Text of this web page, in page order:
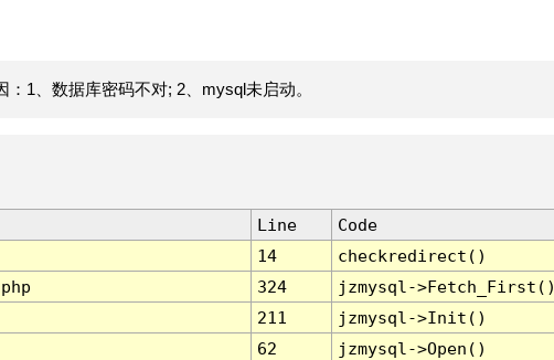
1、数据库密码不对; 2、mysql未启动。
Line
Code
14
checkredirect()
324
jzmysql-
211
jzmysql->Init()
62
jzmysql->Open()